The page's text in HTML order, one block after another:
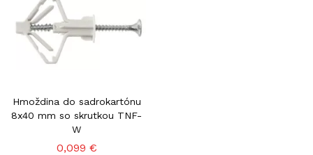
Hmoždina do sadrokartónu
8x40 mm so skrutkou TNF-
W
0,099 €